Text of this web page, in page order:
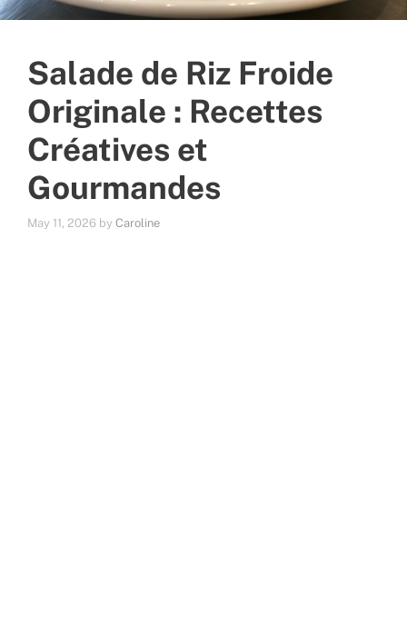
Salade de Riz Froide
Originale : Recettes
Créatives et
Gourmandes
May 11, 2026 by Caroline